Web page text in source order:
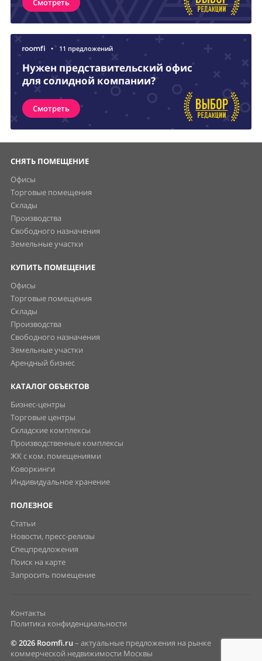
Смотреть
• 11 предложений
Нужен представительский офис
для солидной компании?
Смотреть
СНЯТЬ ПОМЕЩЕНИЕ
Офисы
Торговые помещения
Склады
Производства
Свободного назначения
Земельные участки
КУПИТЬ ПОМЕЩЕНИЕ
Офисы
Торговые помещения
Склады
Производства
Свободного назначения
Земельные участки
Арендный бизнес
КАТАЛОГ ОБЪЕКТОВ
Бизнес-центры
Торговые центры
Складские комплексы
Производственные комплексы
ЖК с ком. помещениями
Коворкинги
Индивидуальное хранение
ПОЛЕЗНОЕ
Статьи
Новости, пресс-релизы
Спецпредложения
Поиск на карте
Запросить помещение
Контакты
Политика конфиденциальности
© 2026 Roomfi.ru– актуальные предложения на рынке
коммерческой недвижимости Москвы